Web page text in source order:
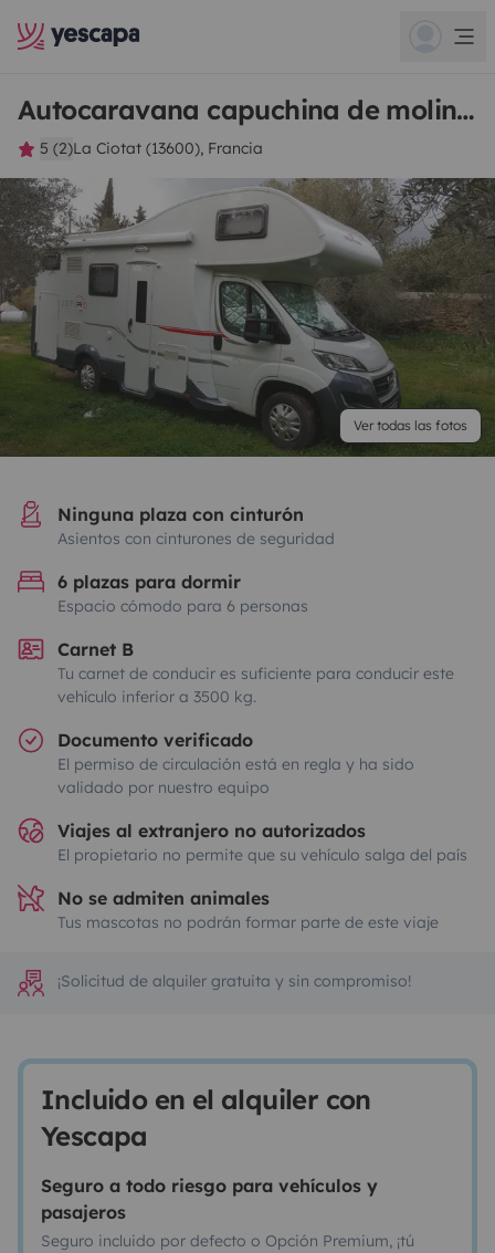
Autocaravana capuchina de molinengo
5 (2)La Ciotat (13600), Francia
Ver todas las fotos
Ninguna plaza con cinturón
Asientos con cinturones de seguridad
6 plazas para dormir
Espacio cómodo para 6 personas
Carnet B
Tu carnet de conducir es suficiente para conducir este
vehículo inferior a 3500 kg.
Documento verificado
El permiso de circulación está en regla y ha sido
validado por nuestro equipo
Viajes al extranjero no autorizados
El propietario no permite que su vehículo salga del país
No se admiten animales
Tus mascotas no podrán formar parte de este viaje
¡Solicitud de alquiler gratuita y sin compromiso!
Incluido en el alquiler con
Yescapa
Seguro a todo riesgo para vehículos y
pasajeros
Seguro incluido por defecto o Opción Premium, ¡tú